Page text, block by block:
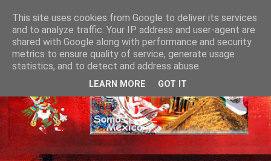
This site uses cookies from Google to deliver its services
and to analyze traffic. Your IP address and user-agent are
shared with Google along with performance and security
metrics to ensure quality of service, generate usage
statistics, and to detect and address abuse.
LEARN MORE GOT IT